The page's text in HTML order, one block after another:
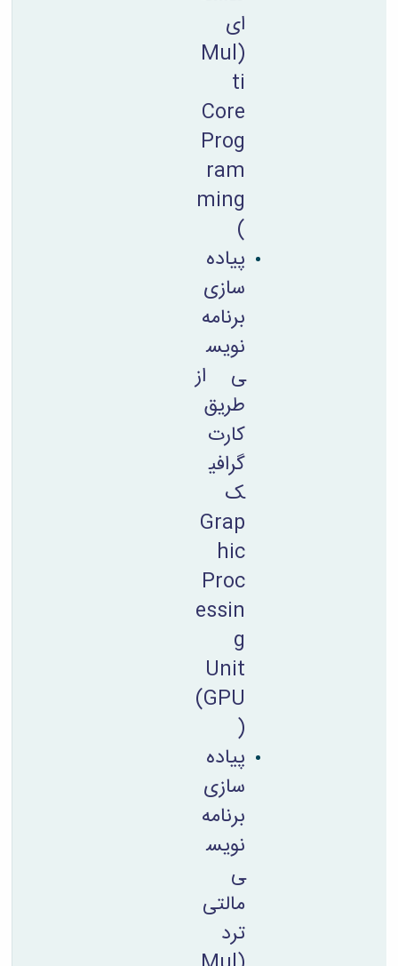
ای
(Mul
ti
Core
Prog
ram
ming
)
پیاده
سازی
برنامه
نویس
ی از
طریق
کارت
گرافی
ک
Grap
hic
Proc
essin
g
Unit
‪(GPU
)
پیاده
سازی
برنامه
نویس
ی
مالتی
ترد